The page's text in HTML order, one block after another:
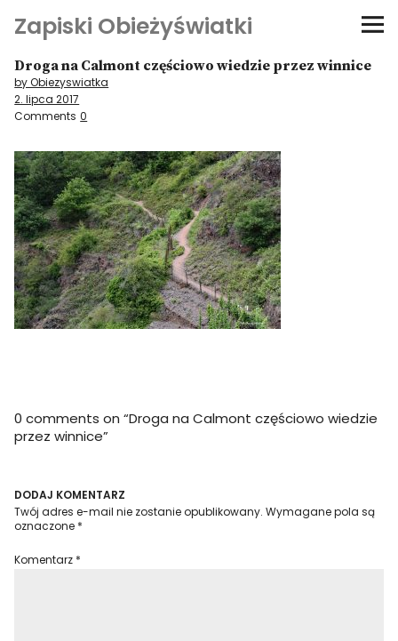
Zapiski Obieżyświatki
Podróże
Kultura i sztuka
Kątem oka
O-fiszki
Niezwyczajne ściany
Dom na kółkach
Droga na Calmont częściowo wiedzie przez winnice
by Obiezyswiatka
2. lipca 2017
Comments 0
0 comments on “Droga na Calmont częściowo wiedzie
przez winnice”
DODAJ KOMENTARZ
Twój adres e-mail nie zostanie opublikowany. Wymagane pola są
oznaczone *
Komentarz *